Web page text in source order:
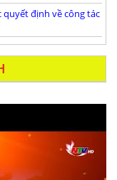
quyết định về công tác